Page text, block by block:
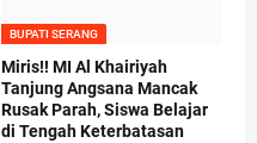
BUPATI SERANG
Miris!! MI Al Khairiyah
Tanjung Angsana Mancak
Rusak Parah, Siswa Belajar
di Tengah Keterbatasan